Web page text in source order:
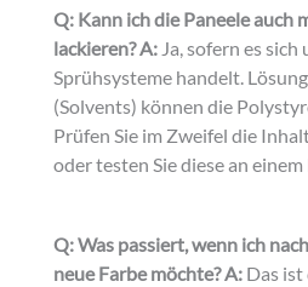
Q: Kann ich die Paneele auch
lackieren?A: Ja, sofern es
Sprühsysteme handelt.
(Solvents) können die
Prüfen Sie im Zweifel die
oder testen Sie diese an
Q: Was passiert, wenn ich
neue Farbe möchte?A: Das ist